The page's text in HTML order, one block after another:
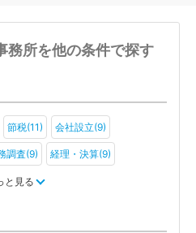
務所を他の条件で探す
節税(11) 会社設立(9)
調査(9) 経理・決算(9)
と見る